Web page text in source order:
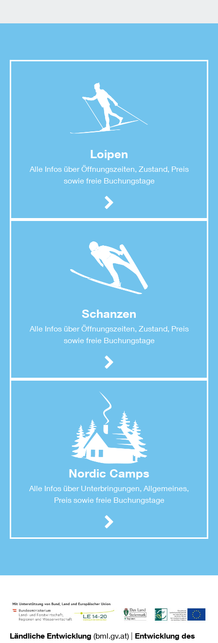
Loipen
Alle Infos über Öffnungszeiten, Zustand, Preis
sowie freie Buchungstage
Schanzen
Alle Infos über Öffnungszeiten, Zustand, Preis
sowie freie Buchungstage
Nordic Camps
Alle Infos über Unterbringungen, Allgemeines,
Preis sowie freie Buchungstage
Ländliche Entwicklung (bml.gv.at)
Entwicklung des